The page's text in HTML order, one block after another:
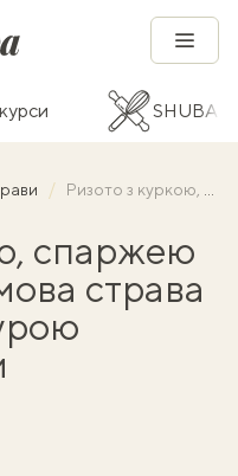
SHUBA
Ризото з куркою, спаржею та сиром — кремова страва з ніжною текстурою і свіжим смаком
спаржею
страва